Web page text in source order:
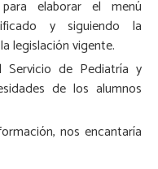
elaborar el menú
y siguiendo la
legislación vigente.
Servicio de Pediatría y
de los alumnos
nos encantaría